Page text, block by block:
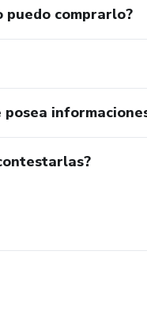
puedo comprarlo?